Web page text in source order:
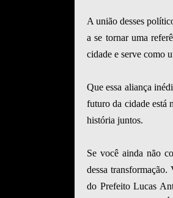
A união desses
a se tornar uma
cidade e serve como
Que essa aliança
futuro da cidade está
história juntos.
Se você ainda não
dessa
do Prefeito Lucas